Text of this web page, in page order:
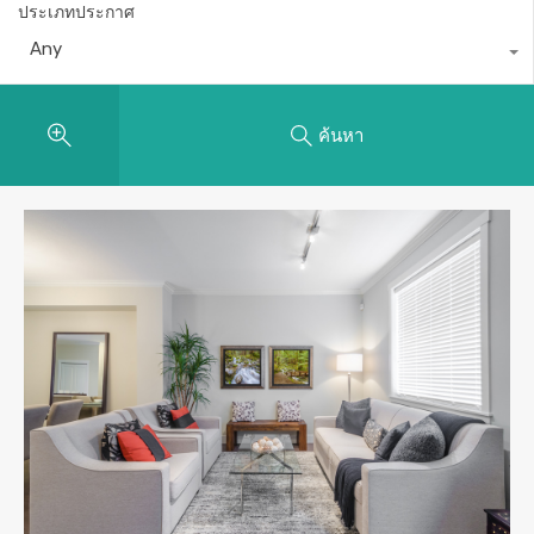
ประเภทประกาศ
Any
ค้นหา